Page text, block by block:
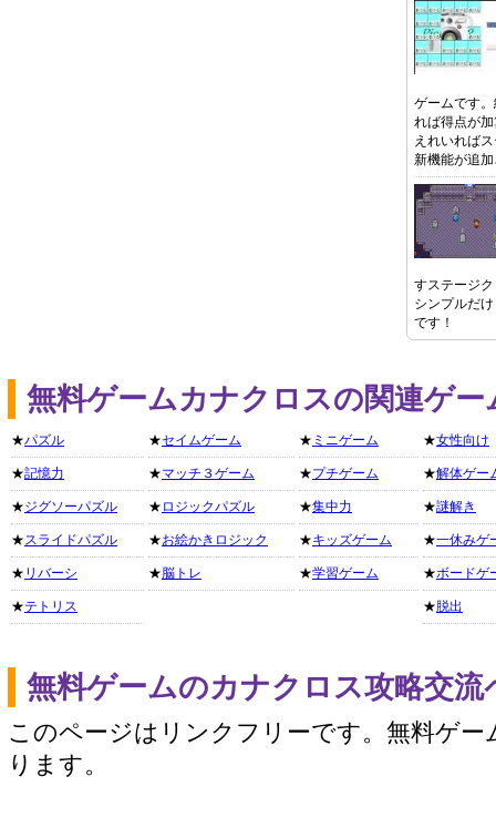
ゲームです
れば得点が
えれいれば
新機能が追
すステージ
シンプルだ
です！
無料ゲームカナクロスの関連ゲ
★パズル
★記憶力
★ジグソーパズル
★スライドパズル
★ リバーシ
★テトリス
★セイムゲーム
★マッチ３ゲーム
★ ロジックパズル
★お絵かきロジック
★脳トレ
★ ミニゲーム
★プチゲーム
★集中力
★キッズゲーム
★学習ゲーム
★女性向け
★解体ゲー
★謎解き
★一休みゲ
★ボードゲ
★ 脱出
無料ゲームのカナクロス攻略交
このページはリンクフリーです。無料ゲー
ります。